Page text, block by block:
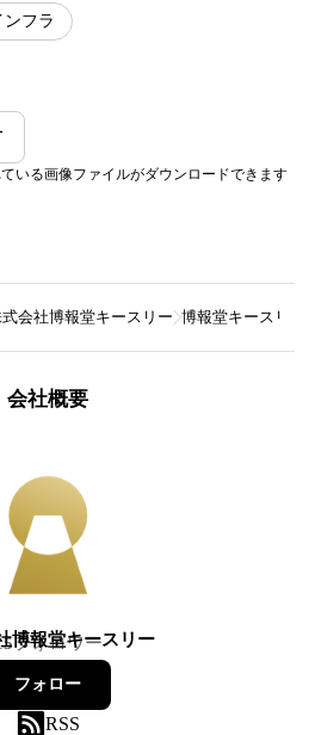
フラ
いる画像ファイルがダウンロードできます
会社博報堂キースリー 博報堂キースリー
会社概要
博報堂キースリー
フォロワー
フォロー
RSS